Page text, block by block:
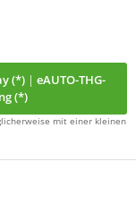
(*)| eAUTO-THG-
(*)
mit einer kleinen